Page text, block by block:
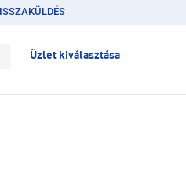
Üzlet kiválasztása